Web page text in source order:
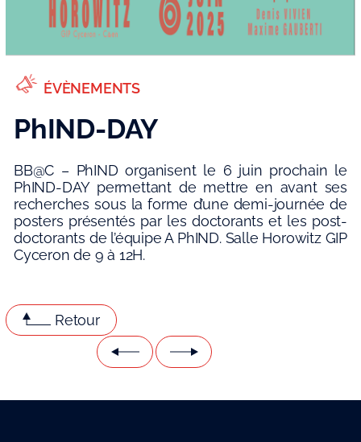
ÉVÈNEMENTS
PhIND-DAY
BB@C – PhIND organisent le 6 juin prochain le
PhIND-DAY permettant de mettre en avant ses
recherches sous la forme d’une demi-journée de
posters présentés par les doctorants et les post-
doctorants de l’équipe A PhIND. Salle Horowitz GIP
Cyceron de 9 à 12H.
Retour